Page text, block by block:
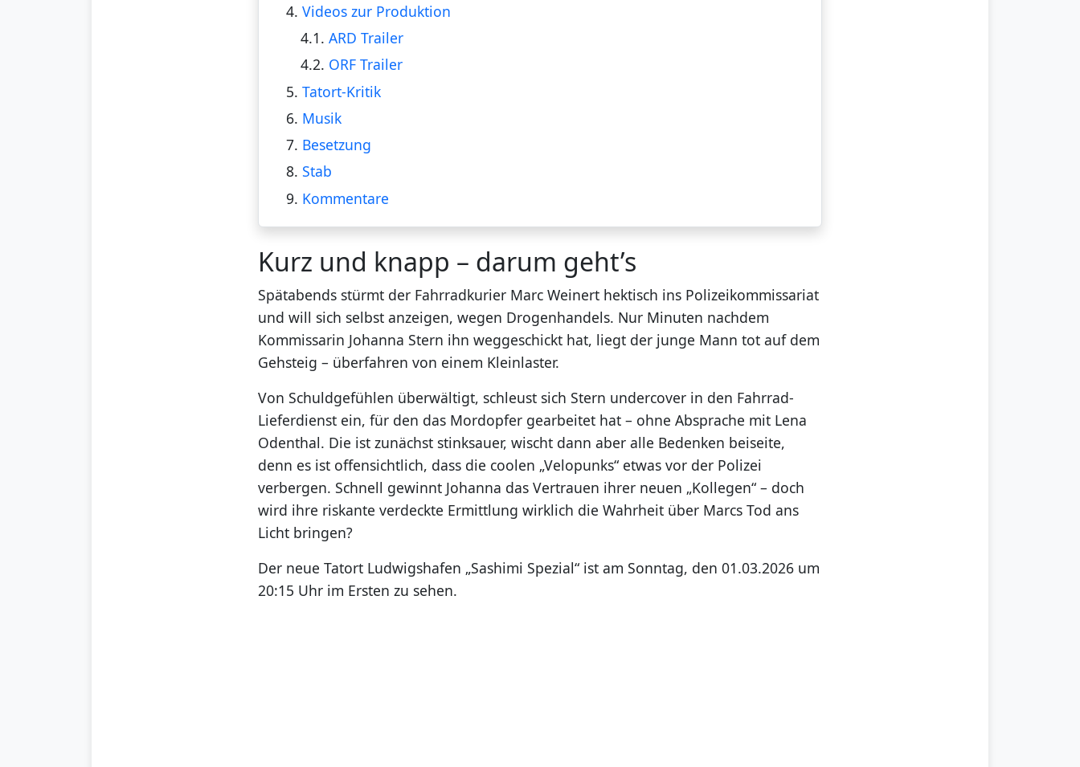
4. Videos zur Produktion
4.1. ARD Trailer
4.2. ORF Trailer
5. Tatort-Kritik
6. Musik
7. Besetzung
8. Stab
9. Kommentare
Kurz und knapp – darum geht’s
Spätabends stürmt der Fahrradkurier Marc Weinert hektisch ins Polizeikommissariat
und will sich selbst anzeigen, wegen Drogenhandels. Nur Minuten nachdem
Kommissarin Johanna Stern ihn weggeschickt hat, liegt der junge Mann tot auf dem
Gehsteig – überfahren von einem Kleinlaster.
Von Schuldgefühlen überwältigt, schleust sich Stern undercover in den Fahrrad-
Lieferdienst ein, für den das Mordopfer gearbeitet hat – ohne Absprache mit Lena
Odenthal. Die ist zunächst stinksauer, wischt dann aber alle Bedenken beiseite,
denn es ist offensichtlich, dass die coolen „Velopunks“ etwas vor der Polizei
verbergen. Schnell gewinnt Johanna das Vertrauen ihrer neuen „Kollegen“ – doch
wird ihre riskante verdeckte Ermittlung wirklich die Wahrheit über Marcs Tod ans
Licht bringen?
Der neue Tatort Ludwigshafen „Sashimi Spezial“ ist am Sonntag, den 01.03.2026 um
20:15 Uhr im Ersten zu sehen.